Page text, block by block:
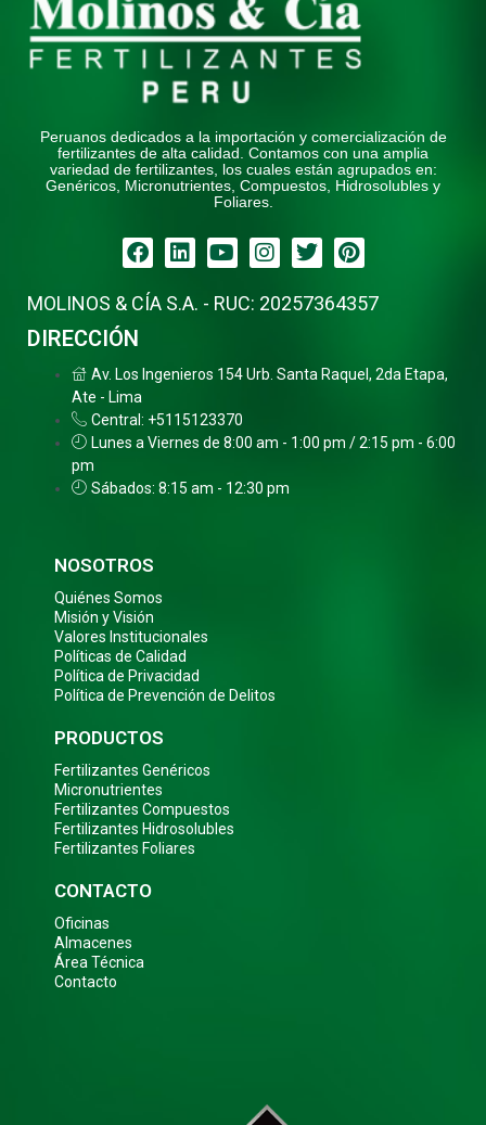
Peruanos dedicados a la importación y comercialización de
fertilizantes de alta calidad. Contamos con una amplia
variedad de fertilizantes, los cuales están agrupados en:
Genéricos, Micronutrientes, Compuestos, Hidrosolubles y
Foliares.
Facebook
LinkedinYoutubeInstagram
TwitterPinterest
MOLINOS & CÍA S.A. - RUC: 20257364357
DIRECCIÓN
Av. Los Ingenieros 154 Urb. Santa Raquel, 2da Etapa,
Ate - Lima
Central: +5115123370
Lunes a Viernes de 8:00 am - 1:00 pm / 2:15 pm - 6:00
pm
Sábados: 8:15 am - 12:30 pm
NOSOTROS
Quiénes Somos
Misión y Visión
Valores Institucionales
Políticas de Calidad
Política de Privacidad
Política de Prevención de Delitos
PRODUCTOS
Fertilizantes Genéricos
Micronutrientes
Fertilizantes Compuestos
Fertilizantes Hidrosolubles
Fertilizantes Foliares
CONTACTO
Oficinas
Almacenes
Área Técnica
Contacto